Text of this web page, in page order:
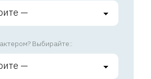
Выбирайте::